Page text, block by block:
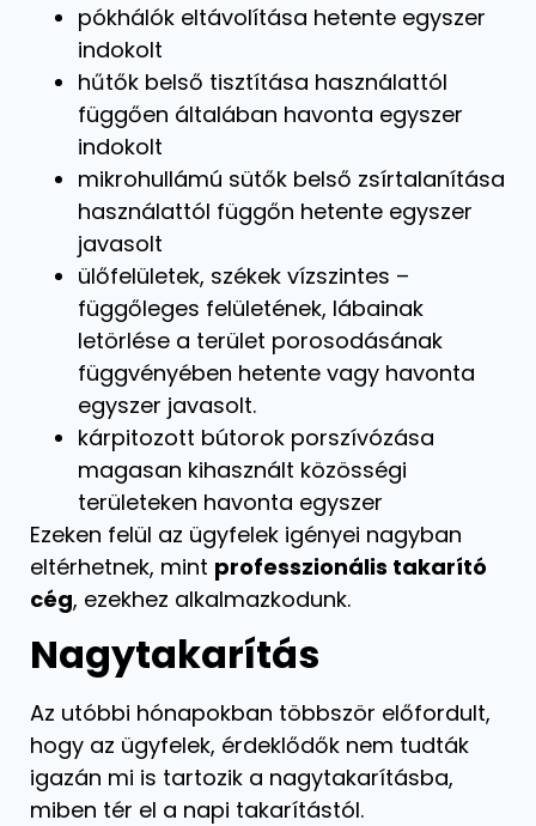
pókhálók eltávolítása hetente egyszer
indokolt
hűtők belső tisztítása használattól
függően általában havonta egyszer
indokolt
mikrohullámú sütők belső zsírtalanítása
használattól függőn hetente egyszer
javasolt
ülőfelületek, székek vízszintes –
függőleges felületének, lábainak
letörlése a terület porosodásának
függvényében hetente vagy havonta
egyszer javasolt.
kárpitozott bútorok porszívózása
magasan kihasznált közösségi
területeken havonta egyszer
Ezeken felül az ügyfelek igényei nagyban
eltérhetnek, mint professzionális takarító
cég, ezekhez alkalmazkodunk.
Nagytakarítás
Az utóbbi hónapokban többször előfordult,
hogy az ügyfelek, érdeklődők nem tudták
igazán mi is tartozik a nagytakarításba,
miben tér el a napi takarítástól.